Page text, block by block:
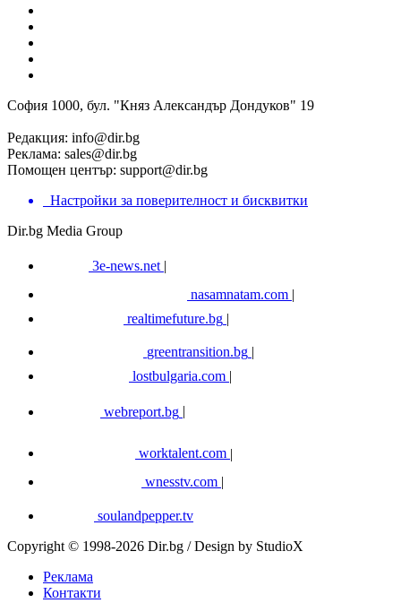
София 1000, бул. "Княз Александър Дондуков" 19
Редакция: info@dir.bg
Реклама: sales@dir.bg
Помощен център: support@dir.bg
Настройки за поверителност и бисквитки
Dir.bg Media Group
3e-news.net |
nasamnatam.com |
realtimefuture.bg |
greentransition.bg |
lostbulgaria.com |
webreport.bg
worktalent.com |
wnesstv.com |
soulandpepper.tv
Copyright © 1998-2026 Dir.bg / Design by StudioX
Реклама
Контакти